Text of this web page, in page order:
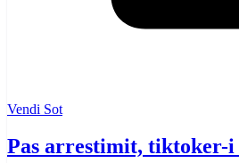
Vendi Sot
Pas arrestimit, tiktoker-